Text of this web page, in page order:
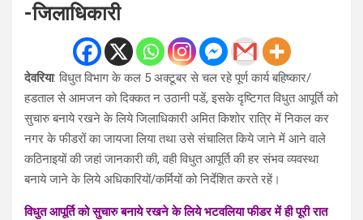
-जिलाधिकारी
देवरिया: विधुत विभाग के कल 5 अक्टूबर से चल रहे पूर्ण कार्य बहिष्कार/
हडताल से आमजन को दिक्कत न उठानी पडें, इसके दृष्टिगत विधुत आपूर्ति को
सुचारु बनाये रखने के लिये जिलाधिकारी अमित किशोर रात्रि में निकल कर
नगर के फीडरों का जायजा लिया तथा उसे संचालित किये जाने में आने वाले
कठिनाइयों की जहां जानकारी की, वही विधुत आपूर्ति की हर संभव व्यवस्था
बनाये जाने के लिये अधिकारियों/कर्मियों को निर्देशित करते रहें।
विधुत आपूर्ति को सुचारु बनाये रखने के लिये भटवलिया फीडर में ही पूरी रात